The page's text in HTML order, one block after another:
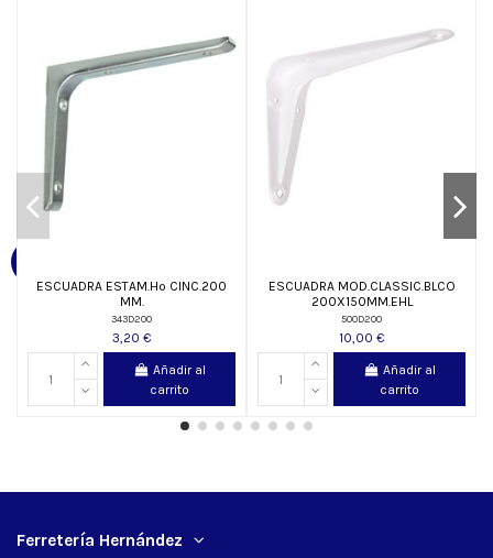
ESCUADRA ESTAM.Hº CINC.200
MM.
343D200
3,20 €
Añadir al
carrito
ESCUADRA MOD.CLASSIC.BLCO
200X150MM.EHL
500D200
10,00 €
Añadir al
carrito
Ferretería Hernández